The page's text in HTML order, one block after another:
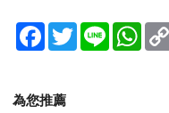
Facebook
TwitterLine
為您推薦